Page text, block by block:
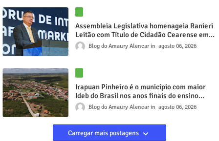
Assembleia Legislativa homenageia Ranieri
Leitão com Título de Cidadão Cearense em
reconhecimento à contribuição ao setor
automotivo
Blog do Amaury Alencar agosto 06, 2026
Irapuan Pinheiro é o município com maior
Ideb do Brasil nos anos finais do ensino
fundamental
Blog do Amaury Alencar agosto 06, 2026
Carregar mais postagens